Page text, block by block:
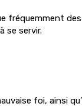
fréquemment
se servir.
foi, ainsi